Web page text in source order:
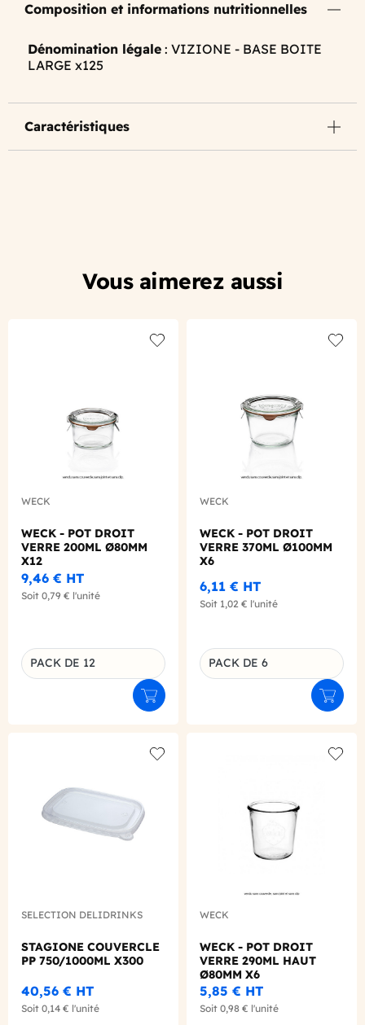
Composition et informations nutritionnelles
Dénomination légale : VIZIONE - BASE BOITE
LARGE x125
Caractéristiques
Vous aimerez aussi
WECK
WECK - POT DROIT
VERRE 200ML Ø80MM
X12
9,46 € HT
Soit 0,79 € l'unité
Déclinaison du produit
PACK DE 12
Ajouter au panier
WECK
WECK - POT DROIT
VERRE 370ML Ø100MM
X6
6,11 € HT
Soit 1,02 € l'unité
Déclinaison du produit
PACK DE 6
SELECTION DELIDRINKS
STAGIONE COUVERCLE
PP 750/1000ML X300
40,56 € HT
Soit 0,14 € l'unité
WECK
WECK - POT DROIT
VERRE 290ML HAUT
Ø80MM X6
5,85 € HT
Soit 0,98 € l'unité